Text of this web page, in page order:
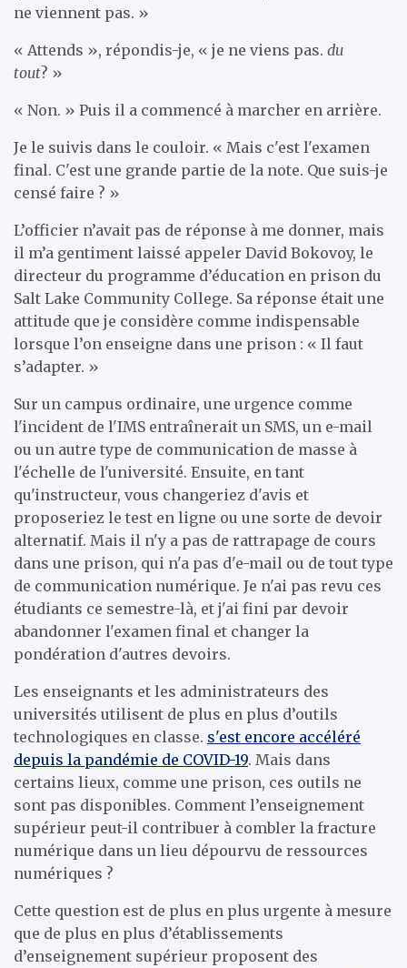
ne viennent pas. »
« Attends », répondis-je, « je ne viens pas. du
tout? »
« Non. » Puis il a commencé à marcher en arrière.
Je le suivis dans le couloir. « Mais c'est l'examen
final. C'est une grande partie de la note. Que suis-je
censé faire ? »
L’officier n’avait pas de réponse à me donner, mais
il m’a gentiment laissé appeler David Bokovoy, le
directeur du programme d’éducation en prison du
Salt Lake Community College. Sa réponse était une
attitude que je considère comme indispensable
lorsque l’on enseigne dans une prison : « Il faut
s’adapter. »
Sur un campus ordinaire, une urgence comme
l'incident de l'IMS entraînerait un SMS, un e-mail
ou un autre type de communication de masse à
l'échelle de l'université. Ensuite, en tant
qu'instructeur, vous changeriez d'avis et
proposeriez le test en ligne ou une sorte de devoir
alternatif. Mais il n'y a pas de rattrapage de cours
dans une prison, qui n'a pas d'e-mail ou de tout type
de communication numérique. Je n'ai pas revu ces
étudiants ce semestre-là, et j'ai fini par devoir
abandonner l'examen final et changer la
pondération d'autres devoirs.
Les enseignants et les administrateurs des
universités utilisent de plus en plus d’outils
technologiques en classe. s'est encore accéléré
depuis la pandémie de COVID-19. Mais dans
certains lieux, comme une prison, ces outils ne
sont pas disponibles. Comment l’enseignement
supérieur peut-il contribuer à combler la fracture
numérique dans un lieu dépourvu de ressources
numériques ?
Cette question est de plus en plus urgente à mesure
que de plus en plus d’établissements
d’enseignement supérieur proposent des